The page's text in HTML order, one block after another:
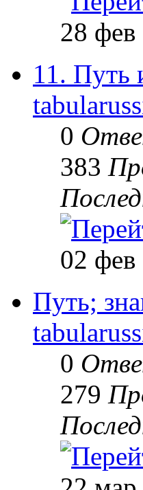
28 фев
11. Путь
0
383
02 фев
Путь;
0
279